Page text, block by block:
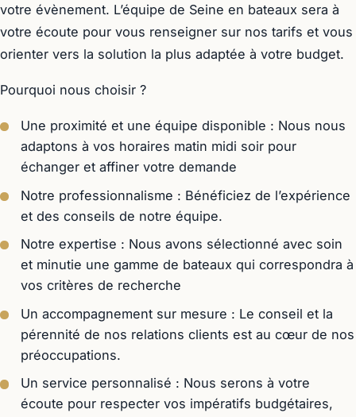
votre évènement. L’équipe de Seine en bateaux sera à
votre écoute pour vous renseigner sur nos tarifs et vous
orienter vers la solution la plus adaptée à votre budget.
Pourquoi nous choisir ?
Une proximité et une équipe disponible : Nous nous
adaptons à vos horaires matin midi soir pour
échanger et affiner votre demande
Notre professionnalisme : Bénéficiez de l’expérience
et des conseils de notre équipe.
Notre expertise : Nous avons sélectionné avec soin
et minutie une gamme de bateaux qui correspondra à
vos critères de recherche
Un accompagnement sur mesure : Le conseil et la
pérennité de nos relations clients est au cœur de nos
préoccupations.
Un service personnalisé : Nous serons à votre
écoute pour respecter vos impératifs budgétaires,